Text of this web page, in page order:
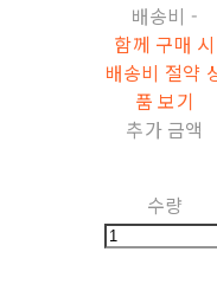
배송비 -
함께 구매 시
배송비 절약
품 보기
추가 금액
수량